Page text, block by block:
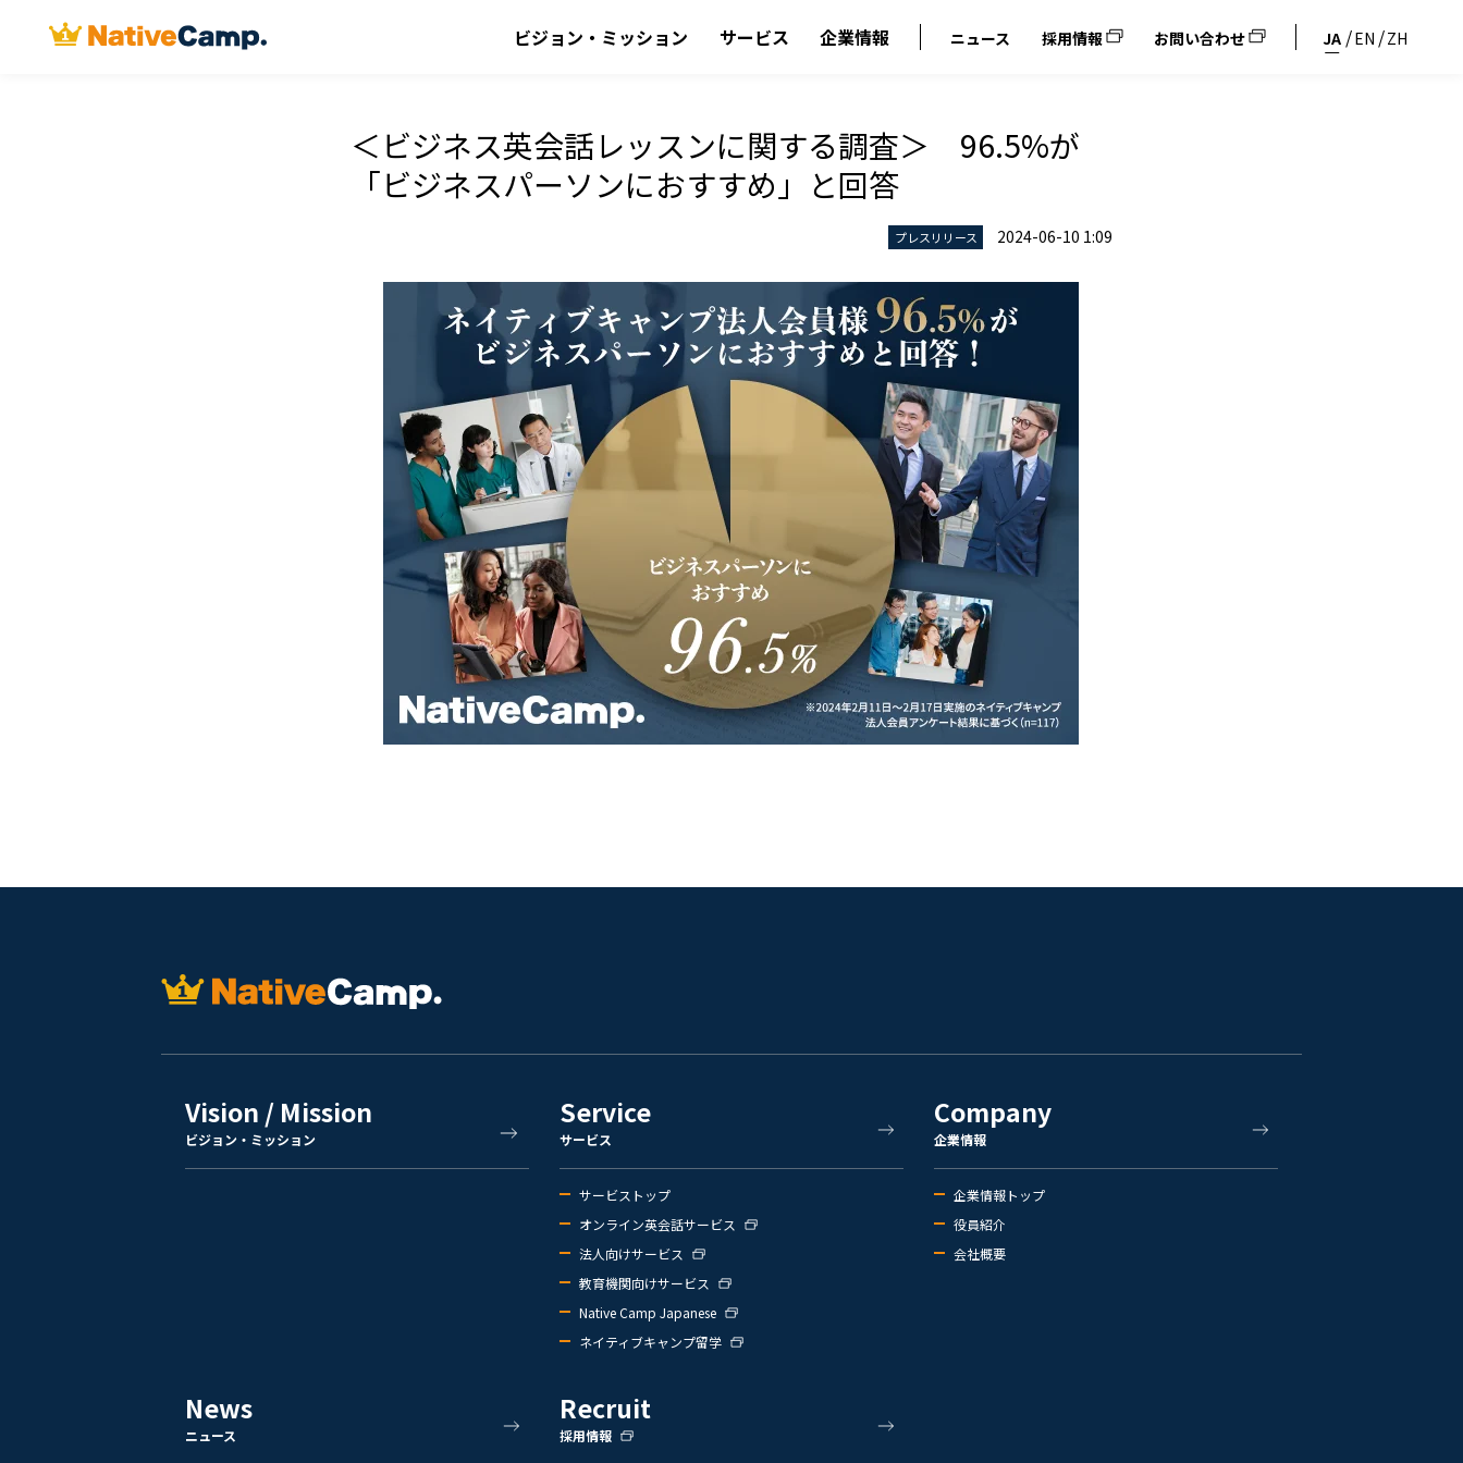
ビジョン・ミッション サービス 企業情報 ニュース 採用情報 お問い合わせ JA EN ZH
＜ビジネス英会話レッスンに関する調査＞ 96.5%が
「ビジネスパーソンにおすすめ」と回答
プレスリリース 2024-06-10 1:09
Vision / Mission
ビジョン・ミッション
Service
サービス
サービストップ
オンライン英会話サービス
法人向けサービス
教育機関向けサービス
Native Camp Japanese
ネイティブキャンプ留学
Company
企業情報
企業情報トップ
役員紹介
会社概要
News
ニュース
Recruit
採用情報